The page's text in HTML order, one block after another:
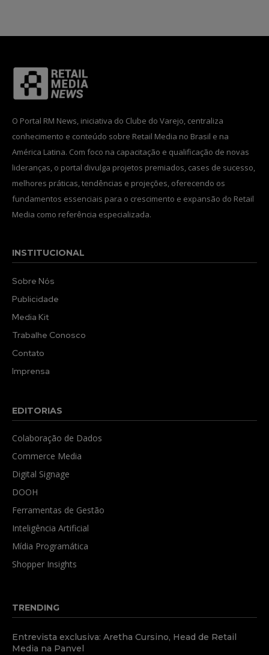
O Portal RM News, iniciativa do Clube do Varejo, centraliza
conhecimento e conteúdo sobre Retail Media no Brasil e na
América Latina. Com foco na capacitação e qualificação de novas
lideranças, o portal divulga projetos premiados, cases de sucesso,
melhores práticas, tendências e projeções, oferecendo os
fundamentos essenciais para o crescimento e expansão do Retail
Media como referência especializada.
INSTITUCIONAL
Sobre Nós
Publicidade
Media Kit
Trabalhe Conosco
Contato
Imprensa
EDITORIAS
Colaboração de Dados
Commerce Media
Digital Signage
DOOH
Ferramentas de Gestão
Inteligência Artificial
Mídia Programática
Shopper Insights
TRENDING
Entrevista exclusiva: Aretha Cursino, Head de Retail
Media na Panvel